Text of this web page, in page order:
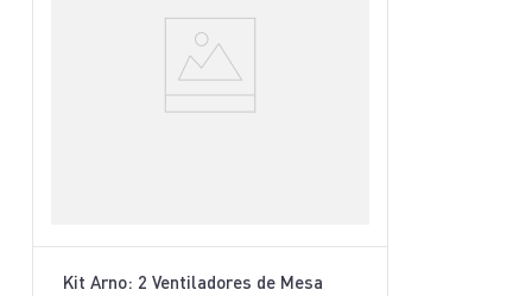
Kit Arno: 2 Ventiladores de Mesa